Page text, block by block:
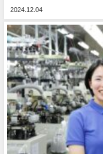
2024.12.04